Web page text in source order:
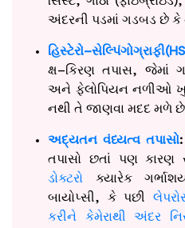
અંદરની પડમાં ગડબડ છે કે
ક્ષ–કિરણ તપાસ, જેમાં
અને ફેલોપિયન નળીઓ
નથી તે જાણવા મદદ મળે
અદ્યતન વંધ્યત્વ તપાસો:
તપાસો છતાં પણ કારણ
ડોક્ટરો ક્યારેક
બાયોપ્સી, કે પછી
કરીને કેમેરાથી અંદર